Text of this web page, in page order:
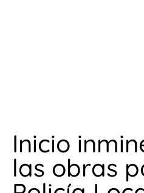
Inicio
las obras